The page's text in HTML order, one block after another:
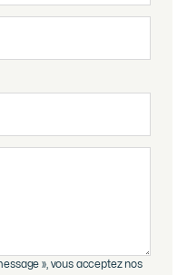
», vous acceptez nos